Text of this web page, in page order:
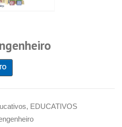
, EDUCATIVOS